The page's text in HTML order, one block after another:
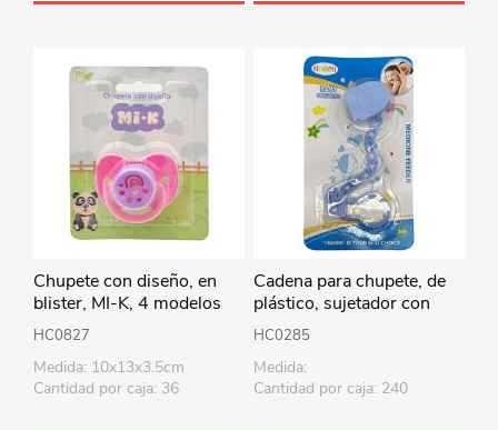
Chupete con diseño, en
blister, MI-K, 4 modelos
HC0827
Medida: 10x13x3.5cm
Cantidad por caja: 36
Cadena para chupete, de
plástico, sujetador con
clip, varios colores
HC0285
Medida:
Cantidad por caja: 240